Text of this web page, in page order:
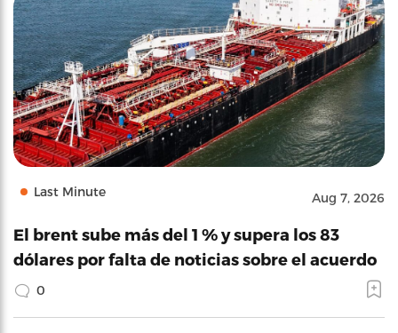
Last Minute Aug 7, 2026
El brent sube más del 1 % y supera los 83
dólares por falta de noticias sobre el acuerdo
0